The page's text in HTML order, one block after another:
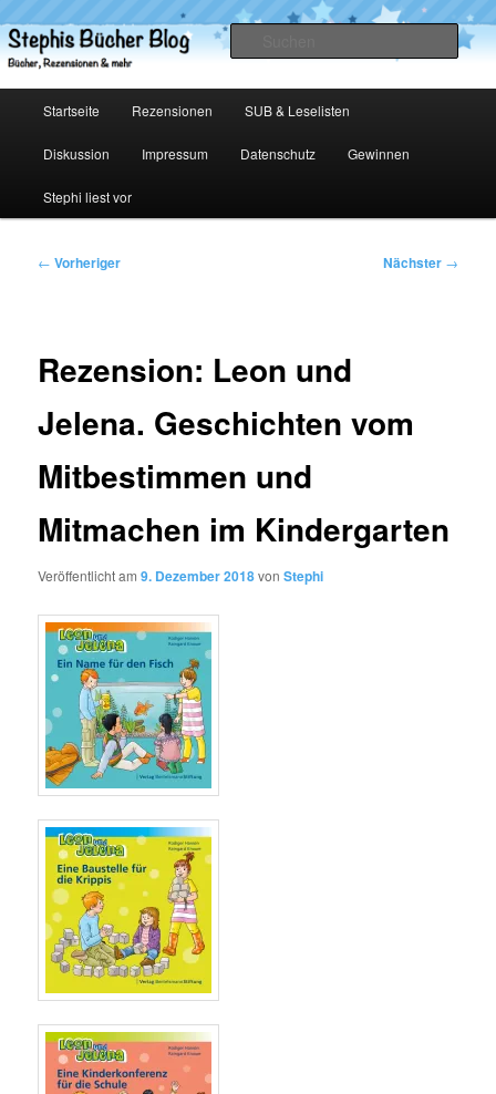
primären
Inhalt
Stephis Bücher Blog
Startseite Rezensionen SUB & Leselisten
Diskussion Impressum Datenschutz Gewinnen
Stephi liest vor
Beitragsnavigation
← Vorheriger Nächster →
Rezension: Leon und
Jelena. Geschichten vom
Mitbestimmen und
Mitmachen im Kindergarten
Veröffentlicht am9. Dezember 2018vonStephi